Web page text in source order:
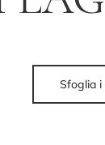
Sfoglia i